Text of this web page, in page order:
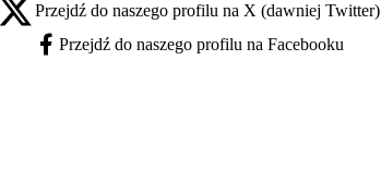
X - otwiera się w nowej karcie
Przejdź do naszego profilu na X (dawniej Twitter)
Facebook - otwiera się w nowej karcie
Przejdź do naszego profilu na Facebooku